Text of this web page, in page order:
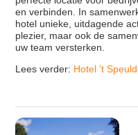
en verbinden. In
hotel unieke, uitdagende
plezier, maar ook de
uw team versterken.
Lees verder: Hotel ’t